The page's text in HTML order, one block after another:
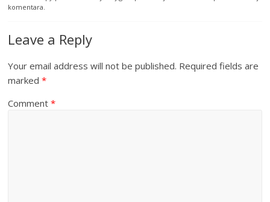
komentara.
Leave a Reply
Your email address will not be published. Required fields are
marked*
Comment*